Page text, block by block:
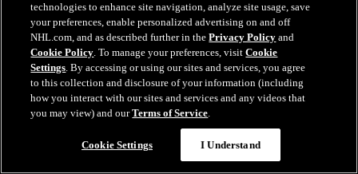
technologies to enhance site navigation, analyze site usage, save
your preferences, enable personalized advertising on and off
NHL.com, and as described further in thePrivacy Policy and
Cookie Policy. To manage your preferences, visitCookie
Settings. By accessing or using our sites and services, you agree
to this collection and disclosure of your information (including
how you interact with our sites and services and any videos that
you may view) and ourTerms of Service.
Cookie Settings I Understand